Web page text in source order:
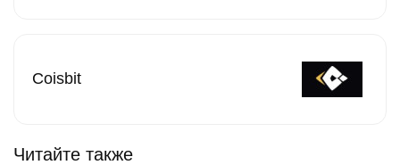
Coisbit
Читайте также